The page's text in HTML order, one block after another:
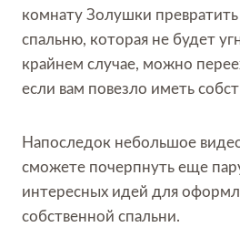
комнату Золушки
спальню, которая не будет
крайнем случае, можно
если вам повезло иметь
Напоследок небольшое
сможете почерпнуть еще
интересных идей для
собственной спальни.